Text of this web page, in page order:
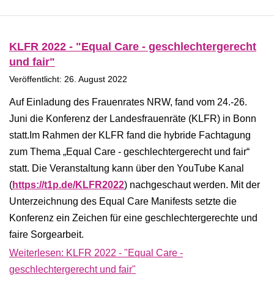
KLFR 2022 - "Equal Care - geschlechtergerecht
und fair"
Veröffentlicht: 26. August 2022
Auf Einladung des Frauenrates NRW, fand vom 24.-26.
Juni die Konferenz der Landesfrauenräte (KLFR) in Bonn
statt.Im Rahmen der KLFR fand die hybride Fachtagung
zum Thema „Equal Care - geschlechtergerecht und fair“
statt. Die Veranstaltung kann über den YouTube Kanal
(https://t1p.de/KLFR2022) nachgeschaut werden. Mit der
Unterzeichnung des Equal Care Manifests setzte die
Konferenz ein Zeichen für eine geschlechtergerechte und
faire Sorgearbeit.
Weiterlesen: KLFR 2022 - "Equal Care -
geschlechtergerecht und fair"